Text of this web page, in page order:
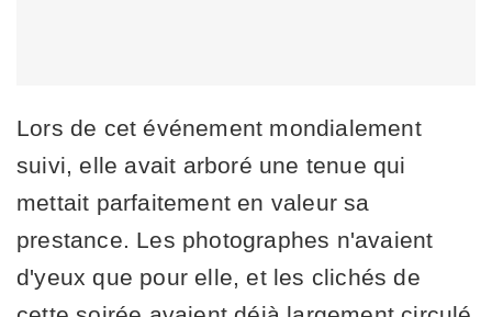
Lors de cet événement mondialement
suivi, elle avait arboré une tenue qui
mettait parfaitement en valeur sa
prestance. Les photographes n'avaient
d'yeux que pour elle, et les clichés de